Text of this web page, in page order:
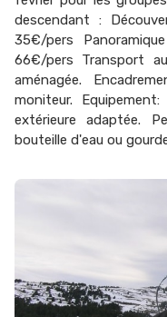
descendant :
35€/pers
66€/pers Transport
aménagée.
moniteur.
extérieure adaptée.
bouteille d'eau ou